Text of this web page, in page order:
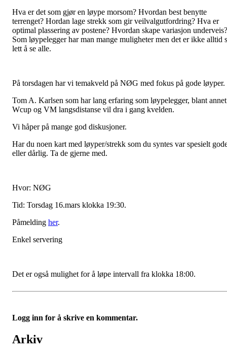
Hva er det som gjør en løype morsom? Hvordan best benytte
terrenget? Hordan lage strekk som gir veilvalgutfordring? Hva er
optimal plassering av postene? Hvordan skape variasjon underveis?
Som løypelegger har man mange muligheter men det er ikke alltid
lett å se alle.
På torsdagen har vi temakveld på NØG med fokus på gode løyper.
Tom A. Karlsen som har lang erfaring som løypelegger, blant annet
Wcup og VM langsdistanse vil dra i gang kvelden.
Vi håper på mange god diskusjoner.
Har du noen kart med løyper/strekk som du syntes var spesielt
eller dårlig. Ta de gjerne med.
Hvor: NØG
Tid: Torsdag 16.mars klokka 19:30.
Påmelding her.
Enkel servering
Det er også mulighet for å løpe intervall fra klokka 18:00.
Logg inn for å skrive en kommentar.
Arkiv